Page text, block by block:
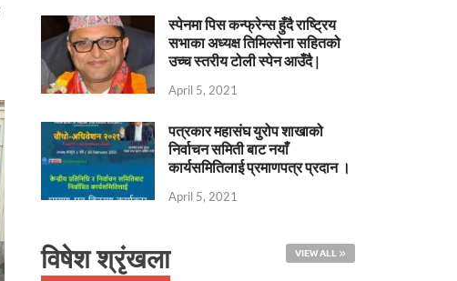
स्पेनमा पिस कन्फ्रेन्स हुँदै राष्ट्रिय
सभाका अध्यक्ष तिमिल्सेना सहितको
उच्च स्तरीय टोली स्पेन आउँदै |
April 5, 2021
पत्रकार महासंघ युरोप शाखाको
निर्वाचन समिती बाट नयाँ
कार्यसमितिलाई प्रमाणपत्र प्रदान ।
April 5, 2021
विषेश श्रृंखला VIEW ALL